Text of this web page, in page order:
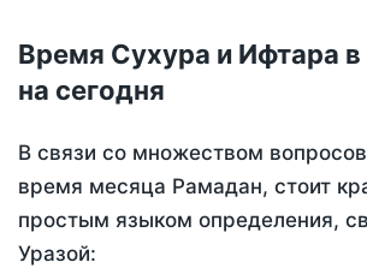
Время Сухура и Ифтара
на сегодня
В связи со множеством
время месяца Рамадан, стоит
простым языком определения,
Уразой: